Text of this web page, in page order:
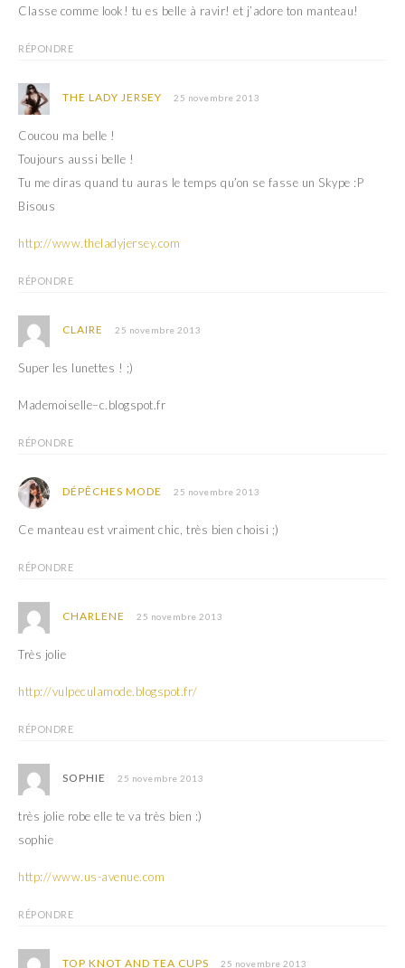
Classe comme look! tu es belle à ravir! et j’adore ton manteau!
RÉPONDRE
THE LADY JERSEY 25 novembre 2013
Coucou ma belle !
Toujours aussi belle !
Tu me diras quand tu auras le temps qu’on se fasse un Skype :P
Bisous
http://www.theladyjersey.com
RÉPONDRE
CLAIRE 25 novembre 2013
Super les lunettes ! ;)
Mademoiselle–c.blogspot.fr
RÉPONDRE
DÉPÊCHES MODE 25 novembre 2013
Ce manteau est vraiment chic, très bien choisi ;)
RÉPONDRE
CHARLENE 25 novembre 2013
Très jolie
http://vulpeculamode.blogspot.fr/
RÉPONDRE
SOPHIE 25 novembre 2013
très jolie robe elle te va très bien :)
sophie
http://www.us-avenue.com
RÉPONDRE
TOP KNOT AND TEA CUPS 25 novembre 2013